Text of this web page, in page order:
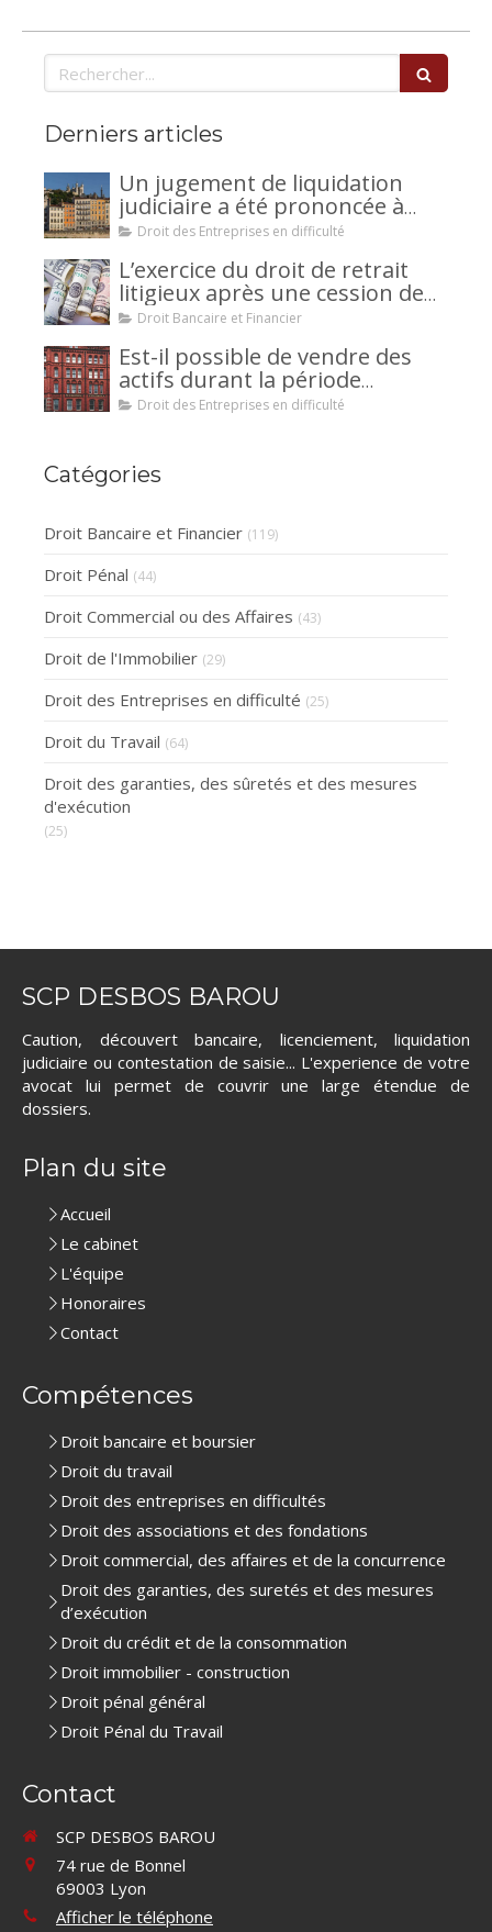
Rechercher
Derniers articles
Un jugement de liquidation
judiciaire a été prononcée à
votre encontre : comment
Droit des Entreprises en difficulté
L’exercice du droit de retrait
litigieux après une cession de
créance : un mécanisme
la caution.
Droit Bancaire et Financier
Est-il possible de vendre des
actifs durant la période
d’observation d’un
Droit des Entreprises en difficulté
Catégories
Droit Bancaire et Financier (119)
Droit Pénal (44)
Droit Commercial ou des Affaires (43)
Droit de l'Immobilier (29)
Droit des Entreprises en difficulté (25)
Droit du Travail (64)
Droit des garanties, des sûretés et des mesures
d'exécution
(25)
SCP DESBOS BAROU
Caution, découvert bancaire, licenciement, liquidation
judiciaire ou contestation de saisie... L'experience de votre
avocat lui permet de couvrir une large étendue de
dossiers.
Plan du site
Accueil
Le cabinet
L'équipe
Honoraires
Contact
Compétences
Droit bancaire et boursier
Droit du travail
Droit des entreprises en difficultés
Droit des associations et des fondations
Droit commercial, des affaires et de la concurrence
Droit des garanties, des suretés et des mesures
d’exécution
Droit du crédit et de la consommation
Droit immobilier - construction
Droit pénal général
Droit Pénal du Travail
Contact
SCP DESBOS BAROU
74 rue de Bonnel
69003 Lyon
Afficher le téléphone